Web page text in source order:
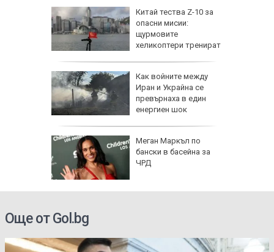
Китай тества Z-10 за
опасни мисии:
щурмовите
хеликоптери тренират
Как войните между
Иран и Украйна се
превърнаха в един
енергиен шок
Меган Маркъл по
бански в басейна за
ЧРД
Още от Gol.bg